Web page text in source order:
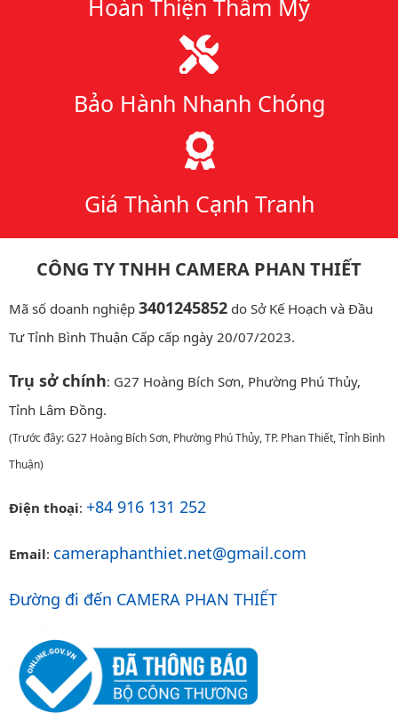
Hoàn Thiện Thẩm Mỹ
Bảo Hành Nhanh Chóng
Giá Thành Cạnh Tranh
CÔNG TY TNHH CAMERA PHAN THIẾT
Mã số doanh nghiệp 3401245852 do Sở Kế Hoạch và Đầu
Tư Tỉnh Bình Thuận Cấp cấp ngày 20/07/2023.
Trụ sở chính: G27 Hoàng Bích Sơn, Phường Phú Thủy,
Tỉnh Lâm Đồng.
(Trước đây: G27 Hoàng Bích Sơn, Phường Phú Thủy, TP. Phan Thiết, Tỉnh Bình
Thuận)
Điện thoại: +84 916 131 252
Email: cameraphanthiet.net@gmail.com
Đường đi đến CAMERA PHAN THIẾT